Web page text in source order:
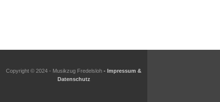
Copyright © 2024 - Musikzug Fredelsloh - Impressum &
Datenschutz